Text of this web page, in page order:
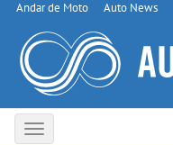
Andar de Moto Auto News
Toggle